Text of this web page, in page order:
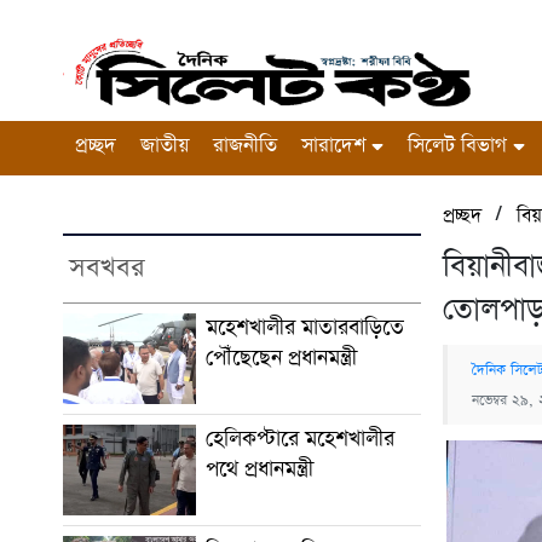
প্রচ্ছদ জাতীয় রাজনীতি সারাদেশ সিলেট বিভাগ
সবখবর
মহেশখালীর মাতারবাড়িতে
পৌঁছেছেন প্রধানমন্ত্রী
হেলিকপ্টারে মহেশখালীর
পথে প্রধানমন্ত্রী
প্রচ্ছদ/
দৈনিক
নভেম্বর